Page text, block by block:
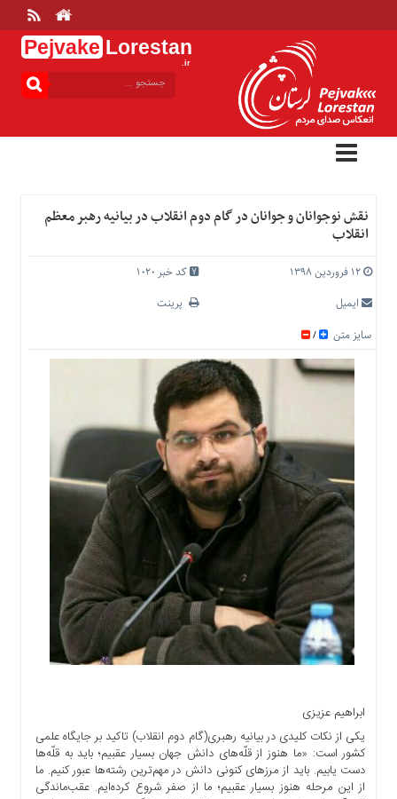
Pejvake Lorestan
.ir
بالا
خانه
ارتباط
درباره
منوی
عمومی
اقتصادی
ورزشی
فرهنگی
علمی
آموزشی
دسترسی
برگه
نمونه
تعرفه
نقش نوجوانان و جوانان در گام دوم انقلاب در بیانیه رهبر معظم
انقلاب
۱۲ فروردین ۱۳۹۸
کد خبر 1020
ایمیل
پرینت
سایز متن
/
ابراهیم عزیزی
یکی از نکات کلیدی در بیانیه رهبری(گام دوم انقلاب) تاکید بر جایگاه علمی
کشور است: «ما هنوز از قلّه‌های دانش جهان بسیار عقبیم؛ باید به قلّه‌ها
دست یابیم. باید از مرزهای کنونی دانش در مهم‌ترین رشته‌ها عبور کنیم. ما
از این مرحله هنوز بسیار عقبیم؛ ما از صفر شروع کرده‌ایم. عقب‌ماندگی